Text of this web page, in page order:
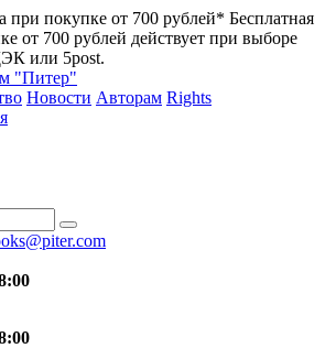
при покупке от 700 рублей* Бесплатная
от 700 рублей действует при выборе
или 5post.
Новости Авторам Rights